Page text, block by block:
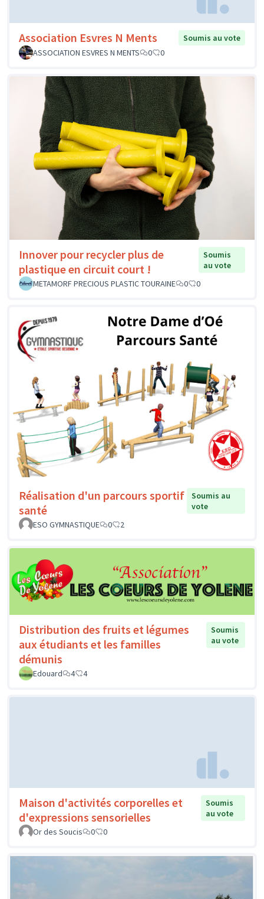
Association Esvres N Ments
Soumis au vote
ASSOCIATION ESVRES N MENTS
0 0
Innover pour recycler plus de
plastique en circuit court !
Soumis
au vote
METAMORF PRECIOUS PLASTIC TOURAINE
0 0
Réalisation d'un parcours sportif
santé
Soumis au
vote
ESO GYMNASTIQUE
0 2
Distribution des fruits et légumes
aux étudiants et les familles
démunis
Soumis
au vote
Edouard 4 4
Maison d'activités corporelles et
d'expressions sensorielles
Soumis
au vote
Or des Soucis
0 0